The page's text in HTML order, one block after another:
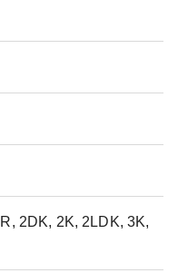
2DK, 2K, 2LDK, 3K,